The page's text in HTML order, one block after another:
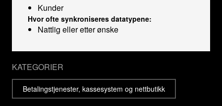
Kunder
Hvor ofte synkroniseres datatypene:
Nattlig eller etter ønske
KATEGORIER
Betalingstjenester, kassesystem og nettbutikk